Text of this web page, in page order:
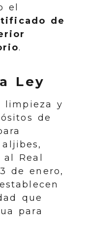
el
de
.
Ley
limpieza y
de
al Real
de enero,
que
para